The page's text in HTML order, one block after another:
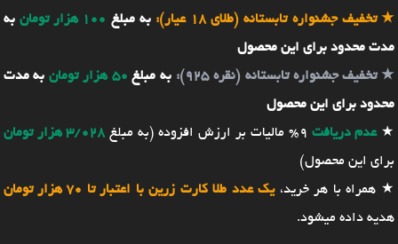
★تخفیف جشنواره تابستانه (طلای 18 عیار): به مبلغ 100 هزار تومان
به
مدت محدود برای این محصول
★تخفیف جشنواره تابستانه (نقره 925): به مبلغ 50 هزار تومان
به مدت
محدود برای این محصول
★عدم دریافت 9% مالیات بر ارزش افزوده (به مبلغ
3/028 هزار تومان
برای این محصول)
★ همراه با هر خرید،یک عدد طلا کارت زرین با اعتبار تا 70 هزار تومان
هدیه داده میشود.